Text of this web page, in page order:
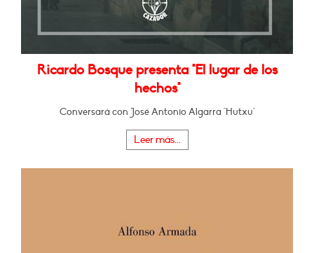
Ricardo Bosque presenta "El lugar de los
hechos"
Conversará con José Antonio Algarra "Hutxu"
Leer más...